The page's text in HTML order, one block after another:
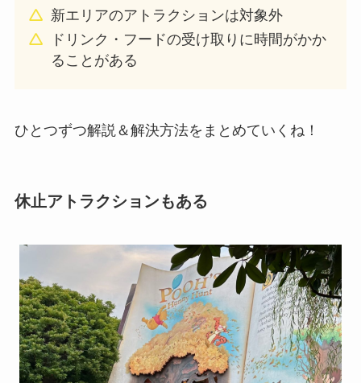
新エリアのアトラクションは対象外
ドリンク・フードの受け取りに時間がかか
ることがある
ひとつずつ解説＆解決方法をまとめていくね！
休止アトラクションもある